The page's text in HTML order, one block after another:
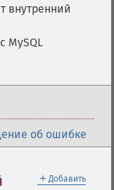
внутренний
MySQL
об ошибке
＋ Добавить